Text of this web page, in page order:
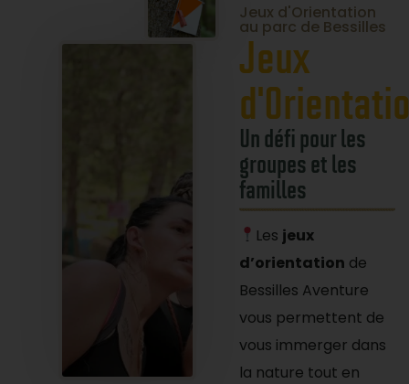
Jeux d'Orientation
au parc de Bessilles
Jeux
Un défi pour les
groupes et les
familles
Les jeux
d’orientation de
Bessilles Aventure
vous permettent de
vous immerger dans
la nature tout en